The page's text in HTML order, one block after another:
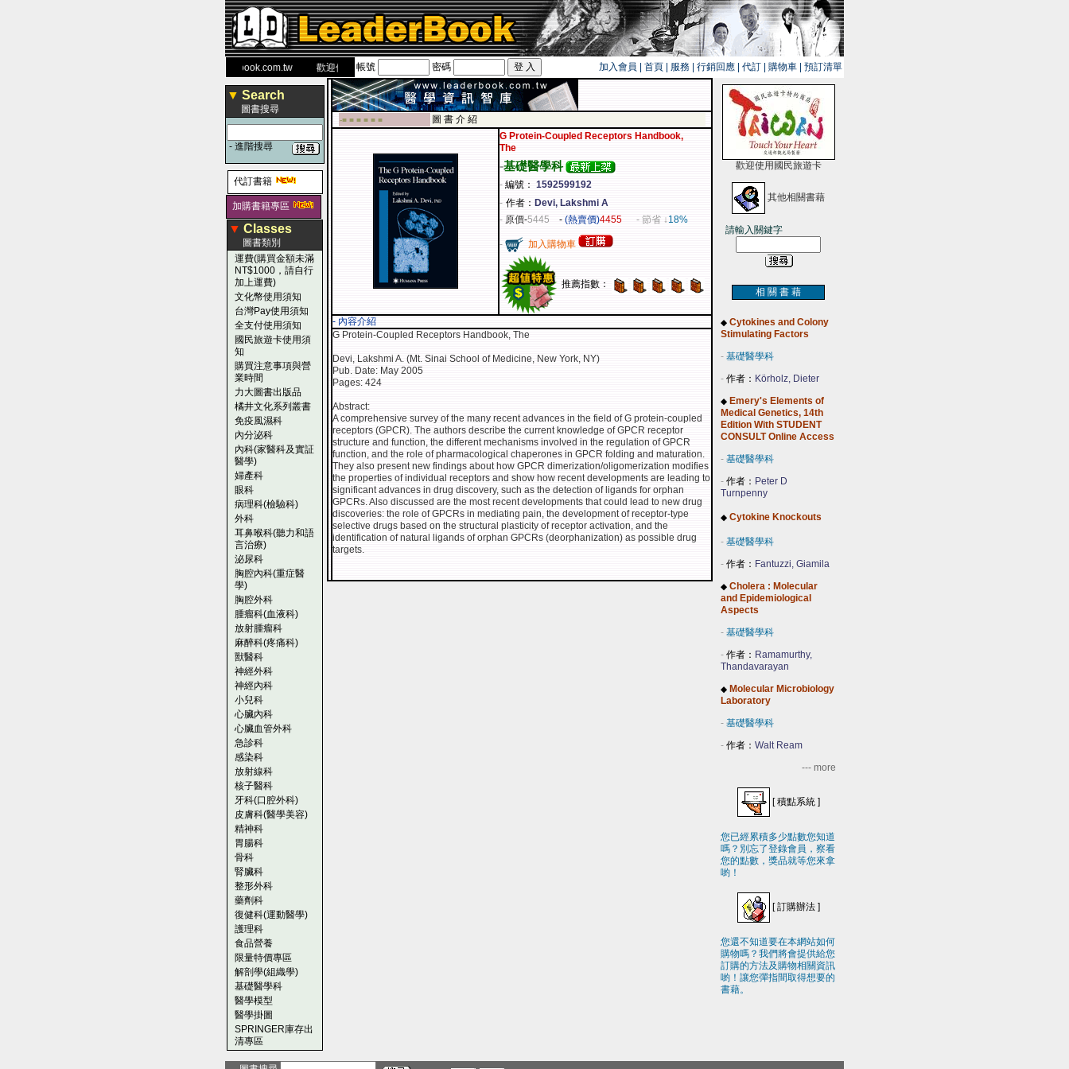
www.leaderbook.com.tw歡迎使用 國民旅遊卡！！
帳號 密碼 加入會員 首頁 服務 行銷回應 代訂 購物車 預訂清單
▼ Search
圖書搜尋
- 進階搜尋
代訂書籍
加購書籍專區
▼ Classes
圖書類別
運費(購買金額未滿
NT$1000，請自行
加上運費)
文化幣使用須知
台灣Pay使用須知
全支付使用須知
國民旅遊卡使用須
知
購買注意事項與營
業時間
力大圖書出版品
橘井文化系列叢書
免疫風濕科
內分泌科
內科(家醫科及實証
醫學)
婦產科
眼科
病理科(檢驗科)
外科
耳鼻喉科(聽力和語
言治療)
泌尿科
胸腔內科(重症醫
學)
胸腔外科
腫瘤科(血液科)
放射腫瘤科
麻醉科(疼痛科)
獸醫科
神經外科
神經內科
小兒科
心臟內科
心臟血管外科
急診科
感染科
放射線科
核子醫科
牙科(口腔外科)
皮膚科(醫學美容)
精神科
胃腸科
骨科
腎臟科
整形外科
藥劑科
復健科(運動醫學)
護理科
食品營養
限量特價專區
解剖學(組織學)
基礎醫學科
醫學模型
醫學掛圖
SPRINGER庫存出
清專區
-■ ■ ■ ■ ■ ■
圖 書 介 紹
G Protein-Coupled Receptors Handbook,
The
-基礎醫學科
- 編號： 1592599192
- 作者： Devi, Lakshmi A
- 原價-5445 - (熱賣價)4455 - 節省 ↓18%
- 加入購物車
推薦指數：
- 內容介紹
G Protein-Coupled Receptors Handbook, The
Devi, Lakshmi A. (Mt. Sinai School of Medicine, New York, NY)
Pub. Date: May 2005
Pages: 424
Abstract:
A comprehensive survey of the many recent advances in the field of G protein-coupled
receptors (GPCR). The authors describe the current knowledge of GPCR receptor
structure and function, the different mechanisms involved in the regulation of GPCR
function, and the role of pharmacological chaperones in GPCR folding and maturation.
They also present new findings about how GPCR dimerization/oligomerization modifies
the properties of individual receptors and show how recent developments are leading to
significant advances in drug discovery, such as the detection of ligands for orphan
GPCRs. Also discussed are the most recent developments that could lead to new drug
discoveries: the role of GPCRs in mediating pain, the development of receptor-type
selective drugs based on the structural plasticity of receptor activation, and the
identification of natural ligands of orphan GPCRs (deorphanization) as possible drug
targets.
歡迎使用國民旅遊卡
其他相關書藉
請輸入關鍵字
相 關 書 藉
◆ Cytokines and Colony
Stimulating Factors
- 基礎醫學科
- 作者： Körholz, Dieter
◆ Emery's Elements of
Medical Genetics, 14th
Edition With STUDENT
CONSULT Online Access
- 基礎醫學科
- 作者： Peter D
Turnpenny
◆ Cytokine Knockouts
- 基礎醫學科
- 作者： Fantuzzi, Giamila
◆ Cholera : Molecular
and Epidemiological
Aspects
- 基礎醫學科
- 作者： Ramamurthy,
Thandavarayan
◆ Molecular Microbiology
Laboratory
- 基礎醫學科
- 作者： Walt Ream
--- more
[積點系統 ]
您已經累積多少點數您知道
嗎？別忘了登錄會員，察看
您的點數，獎品就等您來拿
喲！
[訂購辦法]
您還不知道要在本網站如何
購物嗎？我們將會提供給您
訂購的方法及購物相關資訊
喲！讓您彈指間取得想要的
書藉。